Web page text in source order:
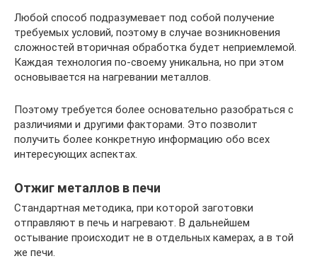
Любой способ подразумевает под собой получение
требуемых условий, поэтому в случае возникновения
сложностей вторичная обработка будет неприемлемой.
Каждая технология по-своему уникальна, но при этом
основывается на нагревании металлов.
Поэтому требуется более основательно разобраться с
различиями и другими факторами. Это позволит
получить более конкретную информацию обо всех
интересующих аспектах.
Отжиг металлов в печи
Стандартная методика, при которой заготовки
отправляют в печь и нагревают. В дальнейшем
остывание происходит не в отдельных камерах, а в той
же печи.